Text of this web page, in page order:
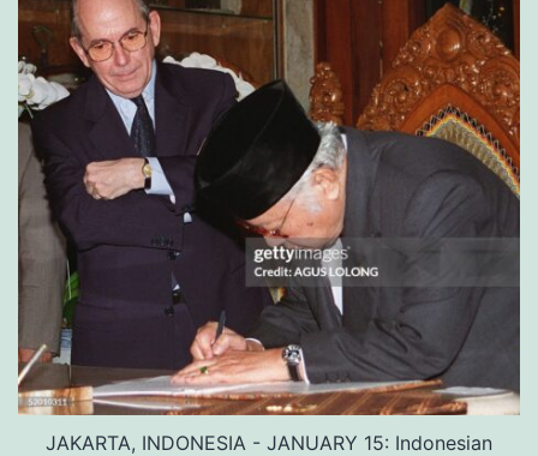
JAKARTA, INDONESIA - JANUARY 15: Indonesian